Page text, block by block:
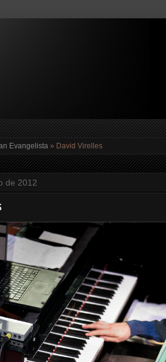
Evangelista » David Virelles
de 2012